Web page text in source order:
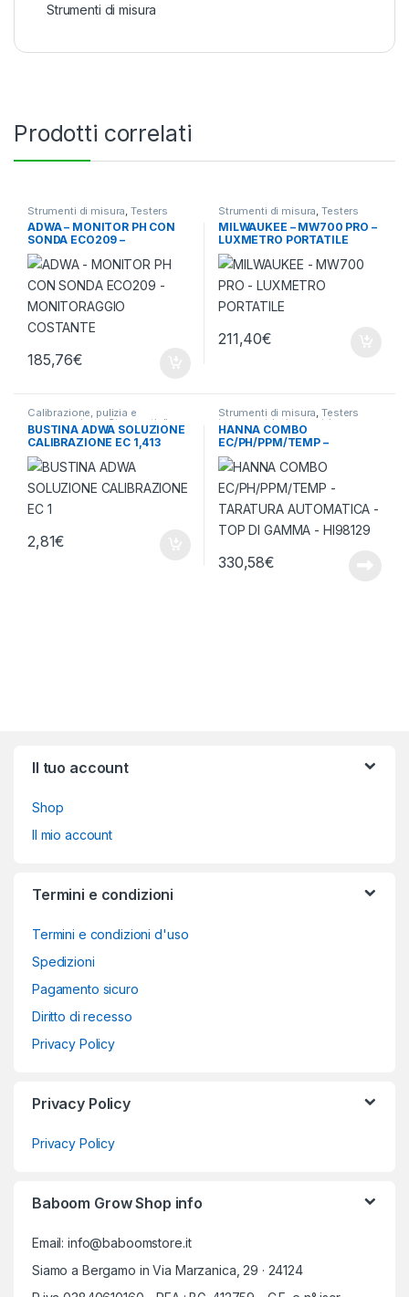
Strumenti di misura
Prodotti correlati
Strumenti di misura ,Testers
termometri e igrometri
ADWA – MONITOR PH CON
SONDA ECO209 –
MONITORAGGIO COSTANTE
185,76€
Strumenti di misura ,Testers
termometri e igrometri
MILWAUKEE – MW700 PRO –
LUXMETRO PORTATILE
211,40€
Calibrazione, pulizia e
conservazione,Strumenti di
misura
BUSTINA ADWA SOLUZIONE
CALIBRAZIONE EC 1,413
MILLI SIEMENS – USA E
GETTA – 20ML
2,81€
Strumenti di misura,Testers
termometri e igrometri
HANNA COMBO
EC/PH/PPM/TEMP –
TARATURA AUTOMATICA –
TOP DI GAMMA – HI98129
330,58€
Il tuo account
Shop
Il mio account
Termini e condizioni
Termini e condizioni d'uso
Spedizioni
Pagamento sicuro
Diritto di recesso
Privacy Policy
Privacy Policy
Privacy Policy
Baboom Grow Shop info
Email: info@baboomstore.it
Siamo a Bergamo in Via Marzanica, 29 · 24124